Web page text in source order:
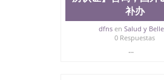
现优异。其毕业生大
大四的学期提供许
塞州立大学都占据
金山-圣何塞地区为
自世界60余国的学
补办
dfns enSalud y
0 Respuestas
...